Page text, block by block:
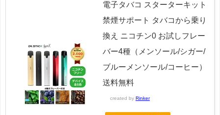
電子タバコ スターターキット
禁煙サポート タバコから乗り
換え ニコチン0 お試しフレー
バー4種（メンソール/シガー/
ブルーメンソール/コーヒー）
送料無料
created by Rinker